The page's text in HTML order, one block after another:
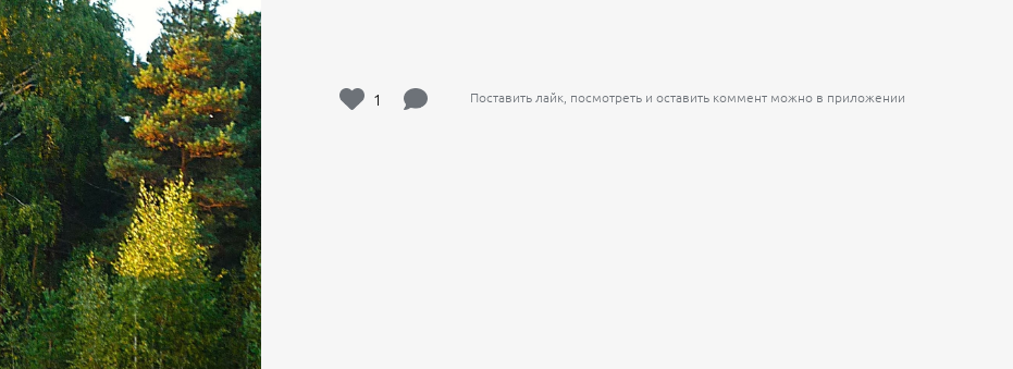
1 Поставить лайк, посмотреть и оставить коммент можно в приложении